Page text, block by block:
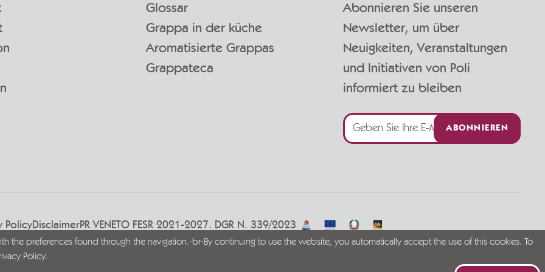
Abonnieren Sie unseren
Newsletter, um über
Neuigkeiten, Veranstaltungen
und Initiativen von Poli
informiert zu bleiben
ABONNIEREN
Glossar
Grappa in der küche
Aromatisierte Grappas
Grappateca
PolicyDisclaimerPR VENETO FESR 2021-2027. DGR N. 339/2023
the preferences found through the navigation.-br-By continuing to use the website, you automatically accept the use of this cookies. To
Policy.